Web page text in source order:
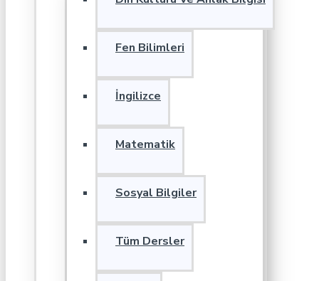
Fen Bilimleri
İngilizce
Matematik
Sosyal Bilgiler
Tüm Dersler